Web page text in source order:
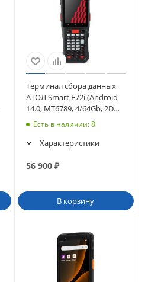
Терминал сбора данных
АТОЛ Smart F72i (Android
14.0, MT6789, 4/64Gb, 2D
Newland N1 (47кл) (63347)
Есть в наличии: 8
Характеристики
56 900₽
В корзину